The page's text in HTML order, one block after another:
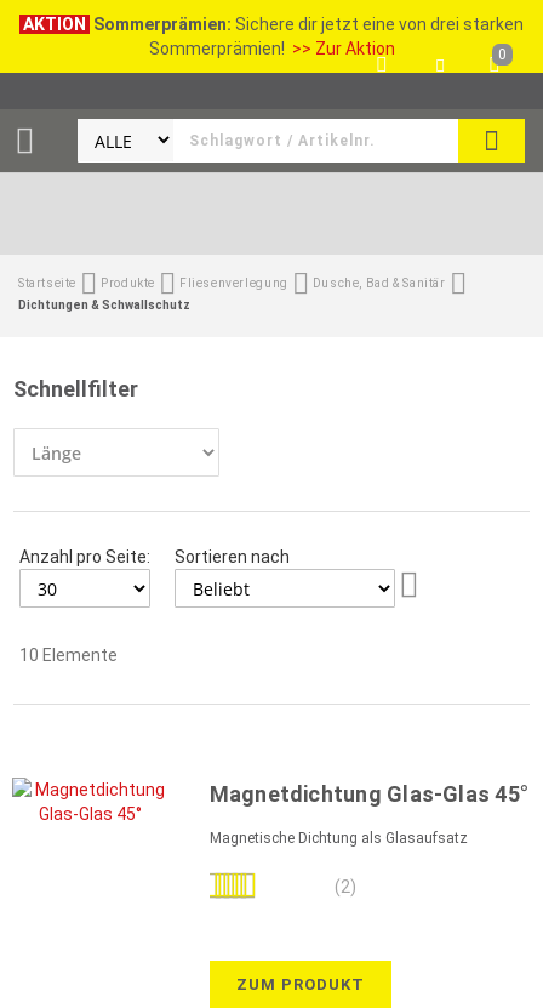
AKTION Sommerprämien: Sichere dir jetzt eine von drei starken
Sommerprämien! >> Zur Aktion 0
Startseite Produkte Fliesenverlegung
Dusche, Bad & Sanitär
Dichtungen & Schwallschutz
Schnellfilter
Anzahl pro Seite:
Sortieren nach
10 Elemente
Magnetdichtung Glas-Glas 45°
Magnetische Dichtung als Glasaufsatz
Bewertung: (2)
ZUM PRODUKT